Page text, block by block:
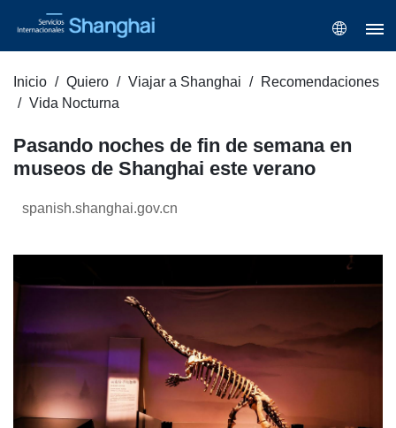
Inicio Quiero Viajar a Shanghai
Recomendaciones
Vida Nocturna
Pasando noches de fin de semana en
museos de Shanghai este verano
spanish.shanghai.gov.cn